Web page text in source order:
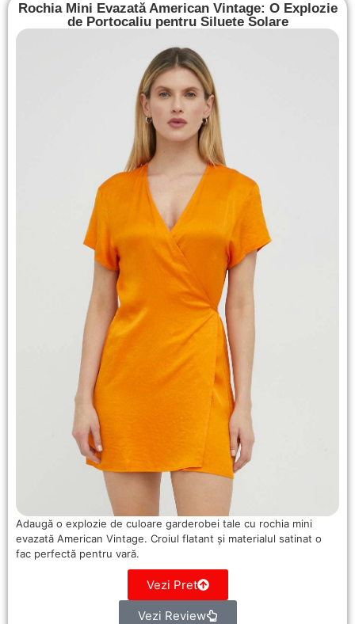
Rochia Mini Evazată American Vintage: O Explozie
de Portocaliu pentru Siluete Solare
Adaugă o explozie de culoare garderobei tale cu rochia mini
evazată American Vintage. Croiul flatant și materialul satinat o
fac perfectă pentru vară.
Vezi Pret
Vezi Review